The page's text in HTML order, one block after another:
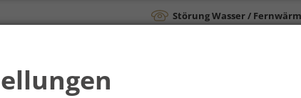
Störung Wasser /
Verwaltung